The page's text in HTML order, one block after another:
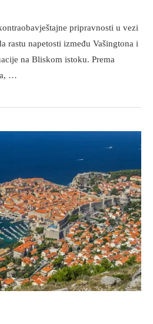
pripravnosti u vezi
rastu napetosti između Vašingtona i
na Bliskom istoku. Prema
…